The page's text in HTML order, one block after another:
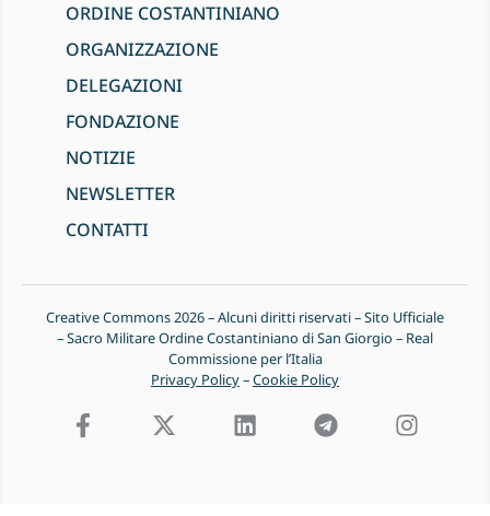
ORDINE COSTANTINIANO
ORGANIZZAZIONE
DELEGAZIONI
FONDAZIONE
NOTIZIE
NEWSLETTER
CONTATTI
Creative Commons 2026 – Alcuni diritti riservati – Sito Ufficiale
– Sacro Militare Ordine Costantiniano di San Giorgio – Real
Commissione per l’Italia
Privacy Policy–Cookie Policy